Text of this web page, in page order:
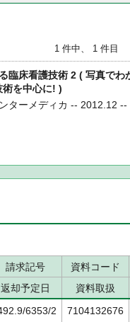
1 件中、 1 件目
臨床看護技術 2 ( 写真でわ
術を中心に! )
ターメディカ -- 2012.12 --
請求記号 資料コード
返却予定日 資料取扱
6353/2 7104132676